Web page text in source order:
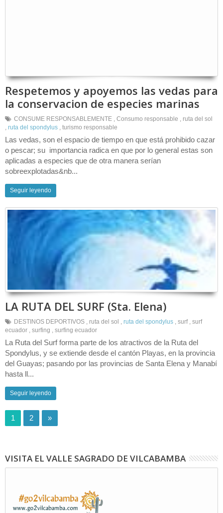
Respetemos y apoyemos las vedas para
la conservacion de especies marinas
CONSUME RESPONSABLEMENTE , Consumo responsable , ruta del sol
, ruta del spondylus , turismo responsable
Las vedas, son el espacio de tiempo en que está prohibido cazar
o pescar; su importancia radica en que por lo general estas son
aplicadas a especies que de otra manera serían
sobreexplotadas&nb...
Seguir leyendo
LA RUTA DEL SURF (Sta. Elena)
DESTINOS DEPORTIVOS , ruta del sol , ruta del spondylus , surf , surf
ecuador , surfing , surfing ecuador
La Ruta del Surf forma parte de los atractivos de la Ruta del
Spondylus, y se extiende desde el cantón Playas, en la provincia
del Guayas; pasando por las provincias de Santa Elena y Manabí
hasta ll...
Seguir leyendo
1 2 »
VISITA EL VALLE SAGRADO DE VILCABAMBA